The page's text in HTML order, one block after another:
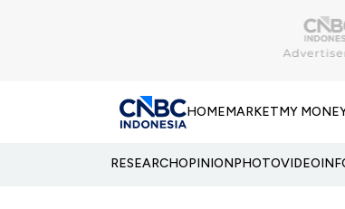
HOMEMARKETMY
RESEARCHOPINIONPHOTOVIDEO